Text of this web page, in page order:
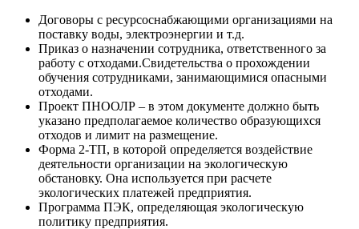
Договоры с ресурсоснабжающими организациями на
поставку воды, электроэнергии и т.д.
Приказ о назначении сотрудника, ответственного за
работу с отходами.Свидетельства о прохождении
обучения сотрудниками, занимающимися опасными
отходами.
Проект ПНООЛР – в этом документе должно быть
указано предполагаемое количество образующихся
отходов и лимит на размещение.
Форма 2-ТП, в которой определяется воздействие
деятельности организации на экологическую
обстановку. Она используется при расчете
экологических платежей предприятия.
Программа ПЭК, определяющая экологическую
политику предприятия.